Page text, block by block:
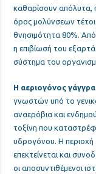
καθαρίσουν απόλυτα,
όρος μολύνσεων
θνησιμότητα 80%.
η επιβίωσή του
σύστημα του
Η αεριογόνος
γνωστών υπό το
αναερόβια και
τοξίνη που
υδρογόνου. Η
επεκτείνεται και
οι αποσυντιθέμενοι